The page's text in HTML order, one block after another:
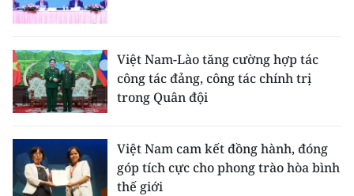
Việt Nam-Lào tăng cường hợp tác
công tác đảng, công tác chính trị
trong Quân đội
Việt Nam cam kết đồng hành, đóng
góp tích cực cho phong trào hòa bình
thế giới